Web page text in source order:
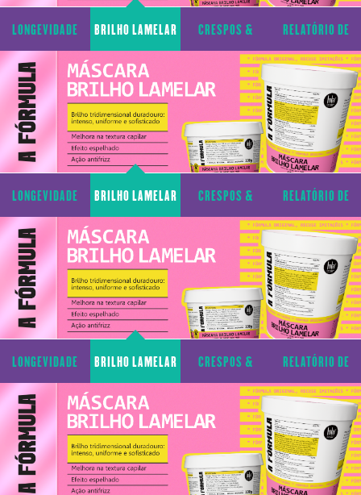
LONGEVIDADE
CAPILAR
BRILHO LAMELAR CRESPOS &
CACHOS
RELATÓRIO DE
TRANSPARÊNCIA
LONGEVIDADE
CAPILAR
BRILHO LAMELAR CRESPOS &
CACHOS
RELATÓRIO DE
TRANSPARÊNCIA
LONGEVIDADE
CAPILAR
BRILHO LAMELAR CRESPOS &
CACHOS
RELATÓRIO DE
TRANSPARÊNCIA